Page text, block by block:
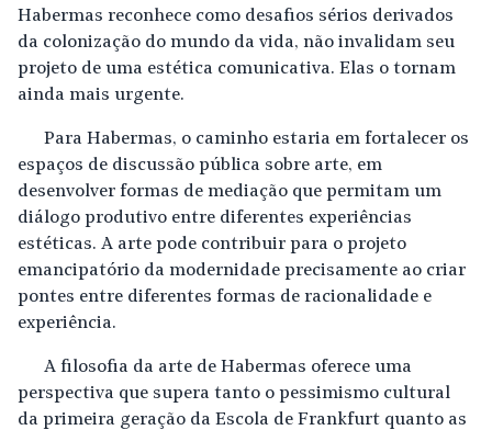
Habermas reconhece como desafios sérios derivados
da colonização do mundo da vida, não invalidam seu
projeto de uma estética comunicativa. Elas o tornam
ainda mais urgente.
Para Habermas, o caminho estaria em fortalecer os
espaços de discussão pública sobre arte, em
desenvolver formas de mediação que permitam um
diálogo produtivo entre diferentes experiências
estéticas. A arte pode contribuir para o projeto
emancipatório da modernidade precisamente ao criar
pontes entre diferentes formas de racionalidade e
experiência.
A filosofia da arte de Habermas oferece uma
perspectiva que supera tanto o pessimismo cultural
da primeira geração da Escola de Frankfurt quanto as